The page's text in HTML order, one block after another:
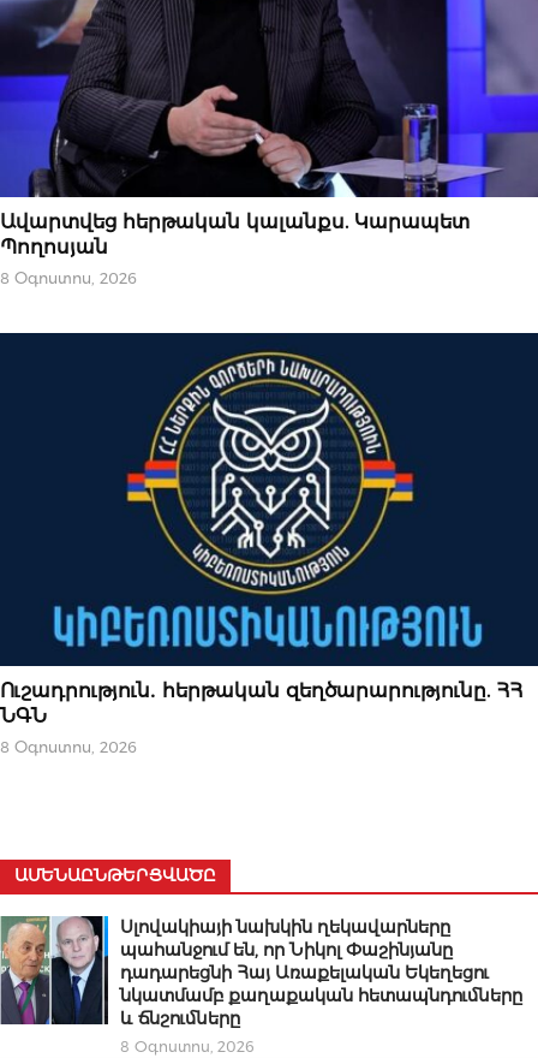
ՆՈՐՈՒԹՅՈՒՆՆԵՐ
Ավարտվեց հերթական կալանքս. Կարապետ
Պողոսյան
8 Օգոստոս, 2026
ՆՈՐՈՒԹՅՈՒՆՆԵՐ
Ուշադրություն․ հերթական զեղծարարությունը. ՀՀ
ՆԳՆ
8 Օգոստոս, 2026
ԱՄԵՆԱԸՆԹԵՐՑՎԱԾԸ
Սլովակիայի նախկին ղեկավարները
պահանջում են, որ Նիկոլ Փաշինյանը
դադարեցնի Հայ Առաքելական Եկեղեցու
նկատմամբ քաղաքական հետապնդումները
և ճնշումները
8 Օգոստոս, 2026